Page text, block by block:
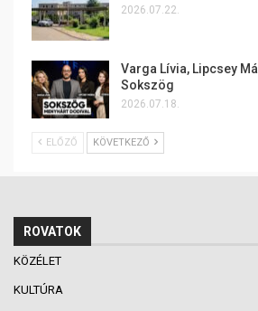
2026.07.22.
Varga Lívia, Lipcsey
Sokszög
2026.07.18.
ELŐZŐ KÖVETKEZŐ
ROVATOK
KÖZÉLET
KULTÚRA